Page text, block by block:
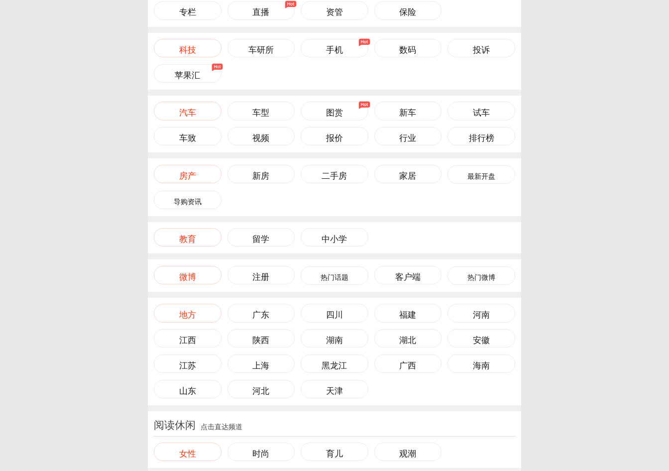
专栏 直播 资管 保险
科技 车研所 手机 数码 投诉
苹果汇
汽车 车型 图赏 新车 试车
车致 视频 报价 行业 排行榜
房产 新房 二手房 家居 最新开盘
导购资讯
教育 留学 中小学
微博 注册 热门话题 客户端 热门微博
地方 广东 四川 福建 河南
江西 陕西 湖南 湖北 安徽
江苏 上海 黑龙江 广西 海南
山东 河北 天津
阅读休闲 点击直达频道
女性 时尚 育儿 观潮